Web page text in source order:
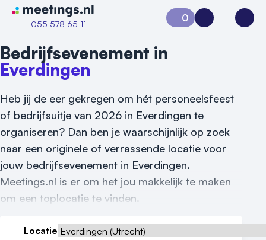
Naar home van Meetings
055 578 65 11
Vraag locatie aan
Locatiegids
Meld locatie aan
0
Aanvraag 0Inloggen
Bedrijfsevenement in
Everdingen
Heb jij de eer gekregen om hét personeelsfeest
of bedrijfsuitje van 2026 in Everdingen te
organiseren? Dan ben je waarschijnlijk op zoek
naar een originele of verrassende locatie voor
jouw bedrijfsevenement in Everdingen.
Meetings.nl is er om het jou makkelijk te maken
om een toplocatie te vinden.
Locatie